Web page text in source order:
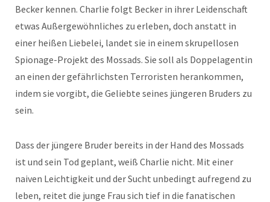
Becker kennen. Charlie folgt Becker in ihrer Leidenschaft
etwas Außergewöhnliches zu erleben, doch anstatt in
einer heißen Liebelei, landet sie in einem skrupellosen
Spionage-Projekt des Mossads. Sie soll als Doppelagentin
an einen der gefährlichsten Terroristen herankommen,
indem sie vorgibt, die Geliebte seines jüngeren Bruders zu
sein.
Dass der jüngere Bruder bereits in der Hand des Mossads
ist und sein Tod geplant, weiß Charlie nicht. Mit einer
naiven Leichtigkeit und der Sucht unbedingt aufregend zu
leben, reitet die junge Frau sich tief in die fanatischen